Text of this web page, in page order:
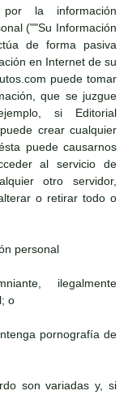
la información
(""Su Información
de forma pasiva
en Internet de su
puede tomar
que se juzgue
si Editorial
crear cualquier
puede causarnos
al servicio de
otro servidor,
o retirar todo o
personal
ilegalmente
o
pornografía de
son variadas y, si